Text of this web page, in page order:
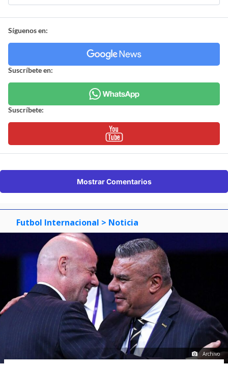
Síguenos en:
Suscríbete en:
Suscríbete:
Mostrar Comentarios
Futbol Internacional > Noticia
Archivo